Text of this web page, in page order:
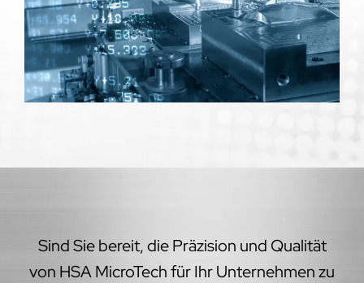
Sind Sie bereit, die Präzision und Qualität
von HSA MicroTech für Ihr Unternehmen zu